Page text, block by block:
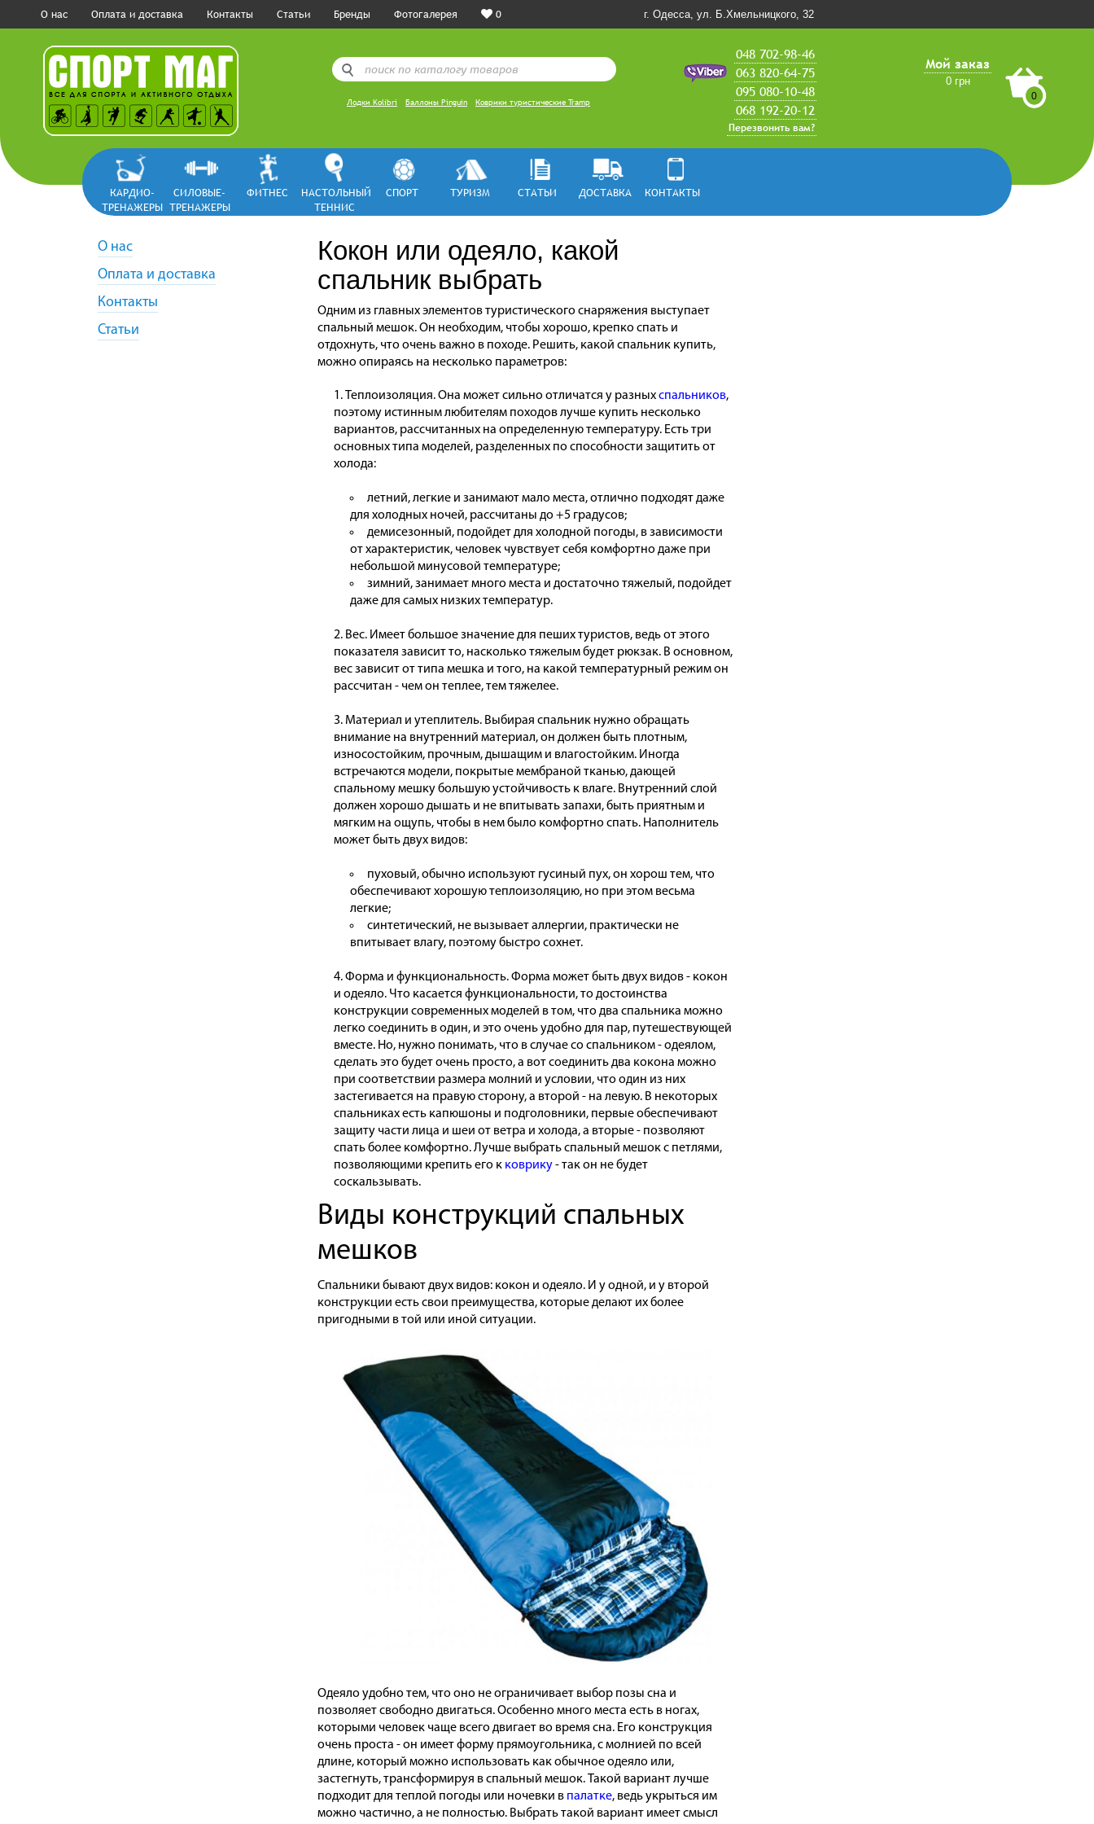
О нас Оплата и доставка Контакты Статьи Бренды Фотогалерея 0 г. Одесса, ул. Б.Хмельницкого, 32
Лодки Kolibri Баллоны Pinguin Коврики туристические Tramp
Мой заказ
0 грн
0
048 702-98-46
063 820-64-75
095 080-10-48
068 192-20-12
Перезвонить вам?
КАРДИО-
ТРЕНАЖЕРЫ
СИЛОВЫЕ-
ТРЕНАЖЕРЫ
ФИТНЕС
НАСТОЛЬНЫЙ
ТЕННИС
СПОРТ ТУРИЗМ СТАТЬИ ДОСТАВКА КОНТАКТЫ
О нас
Оплата и доставка
Контакты
Статьи
Кокон или одеяло, какой
спальник выбрать
Одним из главных элементов туристического снаряжения выступает
спальный мешок. Он необходим, чтобы хорошо, крепко спать и
отдохнуть, что очень важно в походе. Решить, какой спальник купить,
можно опираясь на несколько параметров:
Теплоизоляция. Она может сильно отличатся у разныхспальников,
поэтому истинным любителям походов лучше купить несколько
вариантов, рассчитанных на определенную температуру. Есть три
основных типа моделей, разделенных по способности защитить от
холода:
летний, легкие и занимают мало места, отлично подходят даже
для холодных ночей, рассчитаны до +5 градусов;
демисезонный, подойдет для холодной погоды, в зависимости
от характеристик, человек чувствует себя комфортно даже при
небольшой минусовой температуре;
зимний, занимает много места и достаточно тяжелый, подойдет
даже для самых низких температур.
Вес. Имеет большое значение для пеших туристов, ведь от этого
показателя зависит то, насколько тяжелым будет рюкзак. В основном,
вес зависит от типа мешка и того, на какой температурный режим он
рассчитан - чем он теплее, тем тяжелее.
Материал и утеплитель. Выбирая спальник нужно обращать
внимание на внутренний материал, он должен быть плотным,
износостойким, прочным, дышащим и влагостойким. Иногда
встречаются модели, покрытые мембраной тканью, дающей
спальному мешку большую устойчивость к влаге. Внутренний слой
должен хорошо дышать и не впитывать запахи, быть приятным и
мягким на ощупь, чтобы в нем было комфортно спать. Наполнитель
может быть двух видов:
пуховый, обычно используют гусиный пух, он хорош тем, что
обеспечивают хорошую теплоизоляцию, но при этом весьма
легкие;
синтетический, не вызывает аллергии, практически не
впитывает влагу, поэтому быстро сохнет.
Форма и функциональность. Форма может быть двух видов - кокон
и одеяло. Что касается функциональности, то достоинства
конструкции современных моделей в том, что два спальника можно
легко соединить в один, и это очень удобно для пар, путешествующей
вместе. Но, нужно понимать, что в случае со спальником - одеялом,
сделать это будет очень просто, а вот соединить два кокона можно
при соответствии размера молний и условии, что один из них
застегивается на правую сторону, а второй - на левую. В некоторых
спальниках есть капюшоны и подголовники, первые обеспечивают
защиту части лица и шеи от ветра и холода, а вторые - позволяют
спать более комфортно. Лучше выбрать спальный мешок с петлями,
позволяющими крепить его к коврику- так он не будет
соскальзывать.
Виды конструкций спальных
мешков
Спальники бывают двух видов: кокон и одеяло. И у одной, и у второй
конструкции есть свои преимущества, которые делают их более
пригодными в той или иной ситуации.
Одеяло удобно тем, что оно не ограничивает выбор позы сна и
позволяет свободно двигаться. Особенно много места есть в ногах,
которыми человек чаще всего двигает во время сна. Его конструкция
очень проста - он имеет форму прямоугольника, с молнией по всей
длине, который можно использовать как обычное одеяло или,
застегнуть, трансформируя в спальный мешок. Такой вариант лучше
подходит для теплой погоды или ночевки в палатке, ведь укрыться им
можно частично, а не полностью. Выбрать такой вариант имеет смысл